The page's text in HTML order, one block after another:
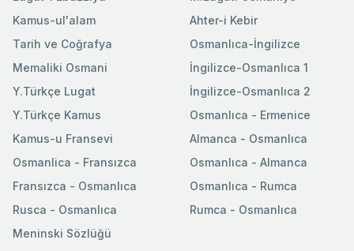
Kamus-ul'alam
Tarih ve Coğrafya
Memaliki Osmani
Y.Türkçe Lugat
Y.Türkçe Kamus
Ahter-i Kebir
Osmanlıca-İngilizce
İngilizce-Osmanlıca 1
İngilizce-Osmanlıca 2
Osmanlıca - Ermenice
Kamus-u Fransevi
Osmanlica - Fransızca
Fransızca - Osmanlıca
Rusca - Osmanlıca
Meninski Sözlüğü
Almanca - Osmanlıca
Osmanlıca - Almanca
Osmanlıca - Rumca
Rumca - Osmanlıca